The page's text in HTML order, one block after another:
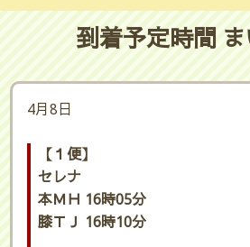
到着予定時間
4月8日
【１便】
セレナ
本ＭＨ 16時05分
膝ＴＪ 16時10分